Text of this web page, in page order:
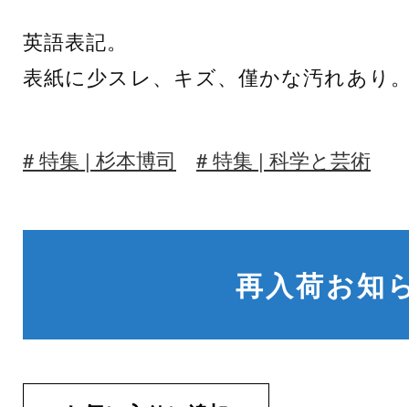
英語表記。
表紙に少スレ、キズ、僅かな汚れあり
特集 | 杉本博司 特集 | 科学と芸術
再入荷お知